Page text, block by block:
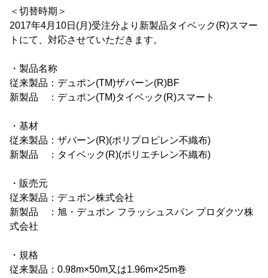
＜切替時期＞
2017年4月10日(月)受注分より新製品タイベック(R)スマー
トにて、対応させていただきます。
・製品名称
従来製品：デュポン(TM)ザバーン(R)BF
新製品 ：デュポン(TM)タイベック(R)スマート
・基材
従来製品：ザバーン(R)(ポリプロピレン不織布)
新製品 ：タイベック(R)(ポリエチレン不織布)
・販売元
従来製品：デュポン株式会社
新製品 ：旭・デュポン フラッシュスパン プロダクツ株
式会社
・規格
従来製品：0.98m×50m又は1.96m×25m巻